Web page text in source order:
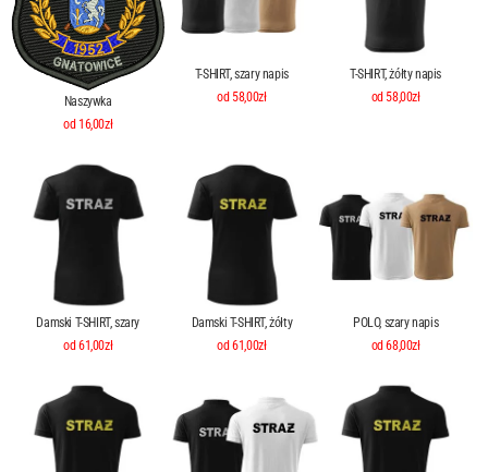
Naszywka
od 16,00zł
T-SHIRT, szary napis
od 58,00zł
T-SHIRT, żółty napis
od 58,00zł
Damski T-SHIRT, szary
od 61,00zł
Damski T-SHIRT, żółty
od 61,00zł
POLO, szary napis
od 68,00zł